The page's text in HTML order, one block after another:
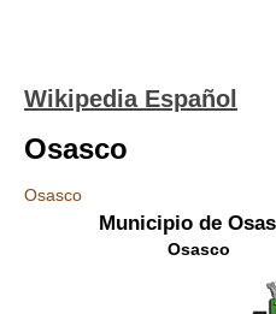
Wikipedia Español
Osasco
Osasco
Municipio de
Osasco